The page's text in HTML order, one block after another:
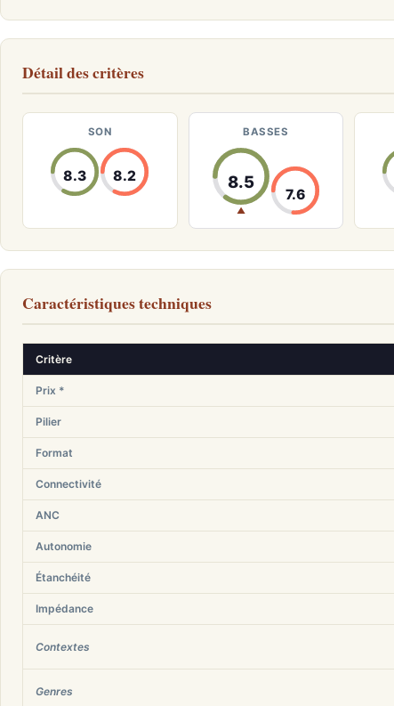
Détail des critères
SON
8.3 8.2
BASSES
8.5
▲
7.6
Caractéristiques techniques
Critère
Prix *
Pilier
Format
Connectivité
ANC
Autonomie
Étanchéité
Impédance
Contextes
Genres